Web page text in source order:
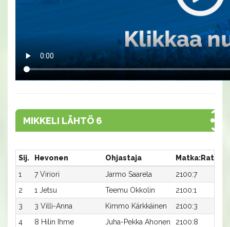
MIKKELI LÄHTÖ 6
Sij. Hevonen Ohjastaja Matka:Rata
1
7 Viriori Jarmo Saarela 2100:7
2
1 Jetsu Teemu Okkolin 2100:1
3
3 Villi-Anna Kimmo Kärkkäinen 2100:3
4
8 Hilin Ihme Juha-Pekka Ahonen 2100:8